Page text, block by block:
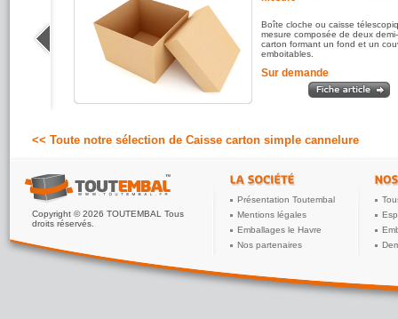
ajoutée,
Boîte cloche ou caisse
mesure composée de deux
carton formant un fond et un
emboitables.
Sur demande
<< Toute notre sélection de Caisse carton simple cannelure
Copyright © 2026 TOUTEMBAL Tous
droits réservés.
Présentation Toutembal
Mentions légales
Emballages le Havre
Nos partenaires